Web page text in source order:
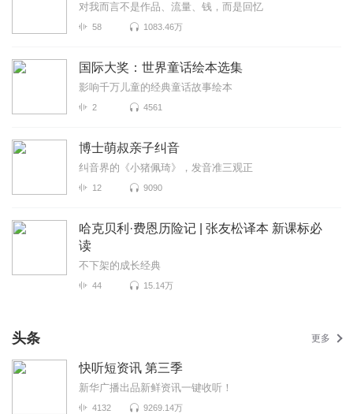
对我而言不是作品、流量、钱，而是回忆
58 1083.46万
国际大奖：世界童话绘本选集
影响千万儿童的经典童话故事绘本
2 4561
博士萌叔亲子纠音
纠音界的《小猪佩琦》，发音准三观正
12 9090
哈克贝利·费恩历险记 | 张友松译本 新课标必
读
不下架的成长经典
44 15.14万
头条 更多
快听短资讯 第三季
新华广播出品新鲜资讯一键收听！
4132 9269.14万